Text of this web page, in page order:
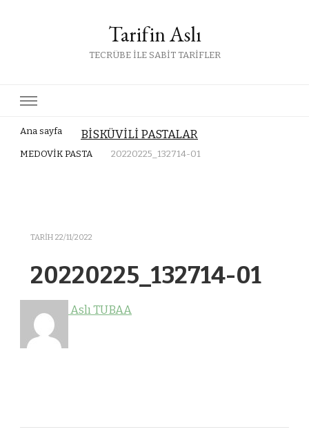
Tarifin Aslı
TECRÜBE İLE SABİT TARİFLER
Ana sayfa BİSKÜVİLİ PASTALAR
MEDOVİK PASTA 20220225_132714-01
TARIH 22/11/2022
20220225_132714-01
Aslı TUBAA